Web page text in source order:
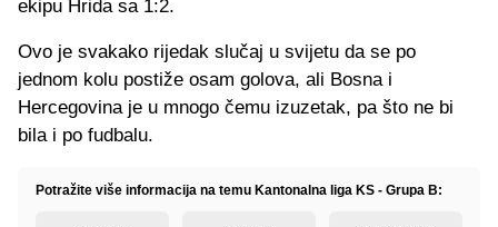
ekipu Hrida sa 1:2.
Ovo je svakako rijedak slučaj u svijetu da se po
jednom kolu postiže osam golova, ali Bosna i
Hercegovina je u mnogo čemu izuzetak, pa što ne bi
bila i po fudbalu.
Potražite više informacija na temu Kantonalna liga KS - Grupa B: